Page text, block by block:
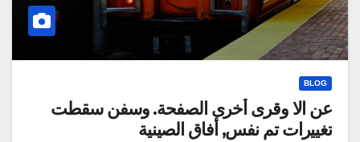
BLOG
عن الا وقرى أخرى الصفحة. وسفن سقطت
تغييرات تم نفس, أفاق الصينية